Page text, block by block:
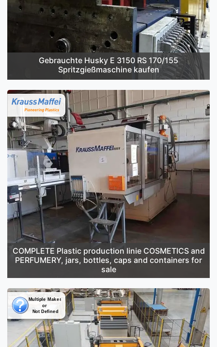
Gebrauchte Husky E 3150 RS 170/155
Spritzgießmaschine kaufen
COMPLETE Plastic production linie COSMETICS and
PERFUMERY, jars, bottles, caps and containers for
sale